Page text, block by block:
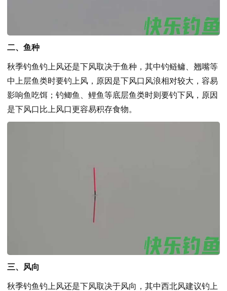
二、鱼种
秋季钓鱼钓上风还是下风取决于鱼种，其中钓鲢鳙、翘嘴等
中上层鱼类时要钓上风，原因是下风口风浪相对较大，容易
影响鱼吃饵；钓鲫鱼、鲤鱼等底层鱼类时则要钓下风，原因
是下风口比上风口更容易积存食物。
三、风向
秋季钓鱼钓上风还是下风取决于风向，其中西北风建议钓上